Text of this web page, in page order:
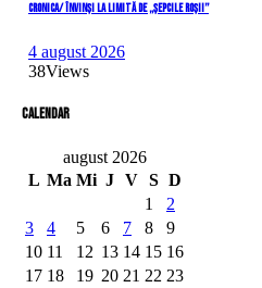
CRONICA/ Învinși la limită de „Șepcile Roșii”
4 august 2026
38Views
Calendar
august 2026
L Ma Mi J V S D
1
2
3
4 5 6 7 8
9
10 11 12 13 14 15 16
17 18 19 20 21 22 23